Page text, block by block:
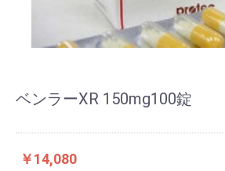
ベンラーXR 150mg100錠
￥14,080